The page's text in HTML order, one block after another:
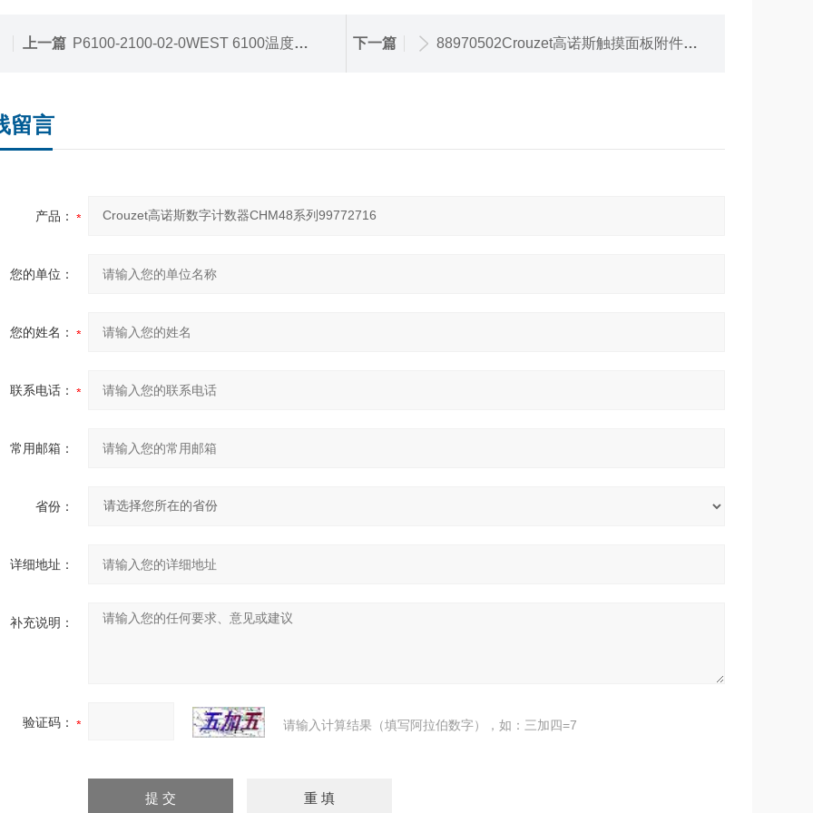
上一篇 P6100-2100-02-0WEST 6100温度控制器P6100-2100-02-0 下一篇 88970502Crouzet高诺斯触摸面板附件88970502
留言
产品：
您的单位：
您的姓名：
联系电话：
常用邮箱：
省份：
详细地址：
补充说明：
验证码： 请输入计算结果（填写阿拉伯数字），如：三加四=7